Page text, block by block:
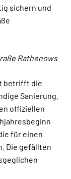
sichern und
Rathenows
betrifft die
Sanierung.
offiziellen
für einen
Die gefällten